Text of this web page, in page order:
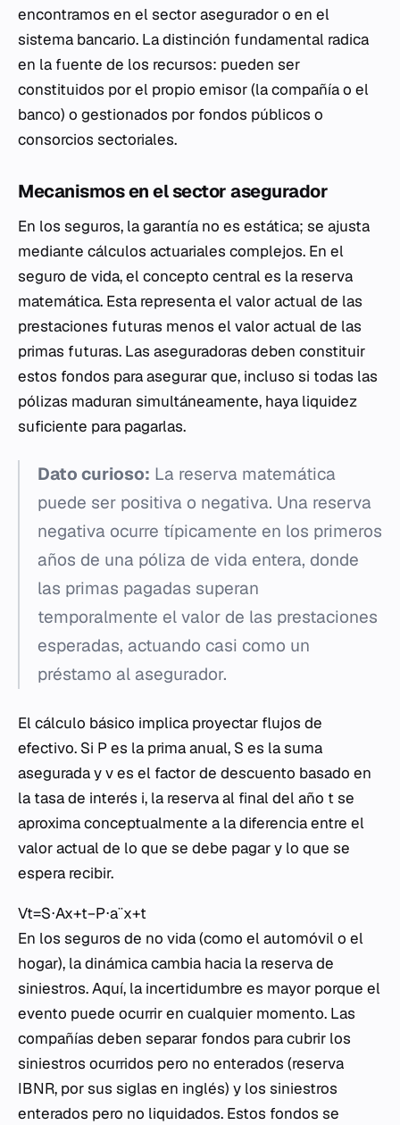
encontramos en el sector asegurador o en el
sistema bancario. La distinción fundamental radica
en la fuente de los recursos: pueden ser
constituidos por el propio emisor (la compañía o el
banco) o gestionados por fondos públicos o
consorcios sectoriales.
Mecanismos en el sector asegurador
En los seguros, la garantía no es estática; se ajusta
mediante cálculos actuariales complejos. En el
seguro de vida, el concepto central es la reserva
matemática. Esta representa el valor actual de las
prestaciones futuras menos el valor actual de las
primas futuras. Las aseguradoras deben constituir
estos fondos para asegurar que, incluso si todas las
pólizas maduran simultáneamente, haya liquidez
suficiente para pagarlas.
Dato curioso: La reserva matemática
puede ser positiva o negativa. Una reserva
negativa ocurre típicamente en los primeros
años de una póliza de vida entera, donde
las primas pagadas superan
temporalmente el valor de las prestaciones
esperadas, actuando casi como un
préstamo al asegurador.
El cálculo básico implica proyectar flujos de
efectivo. Si Pes la prima anual, S es la suma
asegurada yves el factor de descuento basado en
la tasa de interés i, la reserva al final del año t se
aproxima conceptualmente a la diferencia entre el
valor actual de lo que se debe pagar y lo que se
espera recibir.
Vt​=S⋅Ax+t​−P⋅a¨x+t​
En los seguros de no vida (como el automóvil o el
hogar), la dinámica cambia hacia la reserva de
siniestros. Aquí, la incertidumbre es mayor porque el
evento puede ocurrir en cualquier momento. Las
compañías deben separar fondos para cubrir los
siniestros ocurridos pero no enterados (reserva
IBNR, por sus siglas en inglés) y los siniestros
enterados pero no liquidados. Estos fondos se